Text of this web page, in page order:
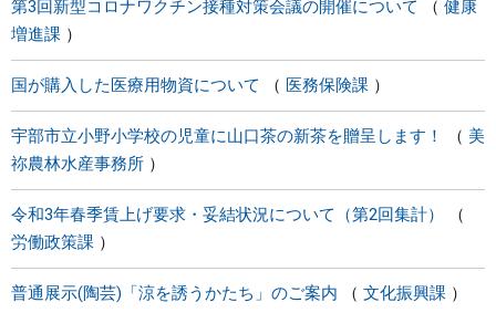
第3回新型コロナワクチン接種対策会議の開催について
健康
増進課
国が購入した医療用物資について 医務保険課
宇部市立小野小学校の児童に山口茶の新茶を贈呈します！
美
祢農林水産事務所
令和3年春季賃上げ要求・妥結状況について（第2回集計）
労働政策課
普通展示(陶芸)「涼を誘うかたち」のご案内 文化振興課